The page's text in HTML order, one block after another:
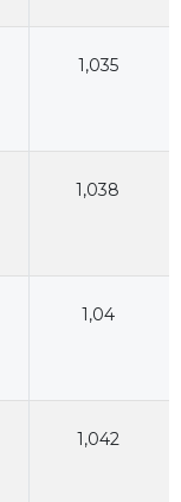
1,035
1,038
1,04
1,042